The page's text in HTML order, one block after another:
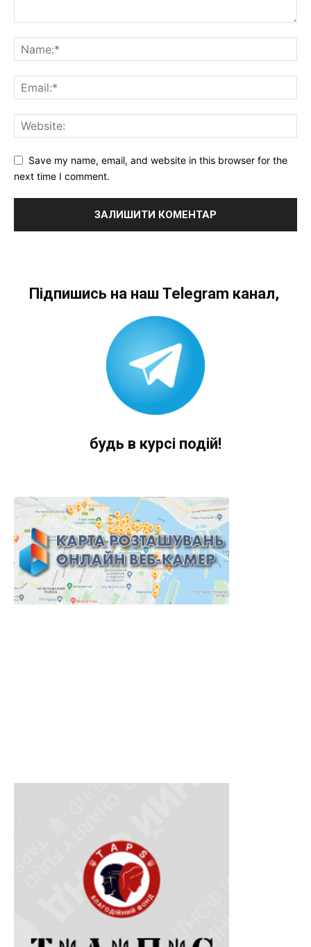
Save my name, email, and website in this browser for the
next time I comment.
Підпишись на наш Telegram канал,
будь в курсі подій!